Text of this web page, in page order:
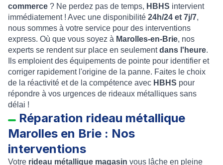
commerce ? Ne perdez pas de temps, HBHS intervient
immédiatement ! Avec une disponibilité 24h/24 et 7j/7,
nous sommes à votre service pour des interventions
express. Où que vous soyez à Marolles-en-Brie, nos
experts se rendent sur place en seulementdans l'heure.
Ils emploient des équipements de pointe pour identifier et
corriger rapidement l'origine de la panne. Faites le choix
de la réactivité et de la compétence avec HBHS pour
répondre à vos urgences de rideaux métalliques sans
délai !
Réparation rideau métallique
Marolles en Brie : Nos
interventions
Votre rideau métallique magasin vous lâche en pleine